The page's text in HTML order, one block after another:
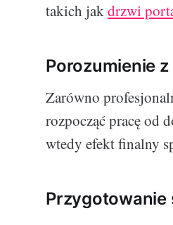
takich jakdrzwi
Porozumienie
Zarówno
rozpocząć pracę od
wtedy efekt finalny
Przygotowanie